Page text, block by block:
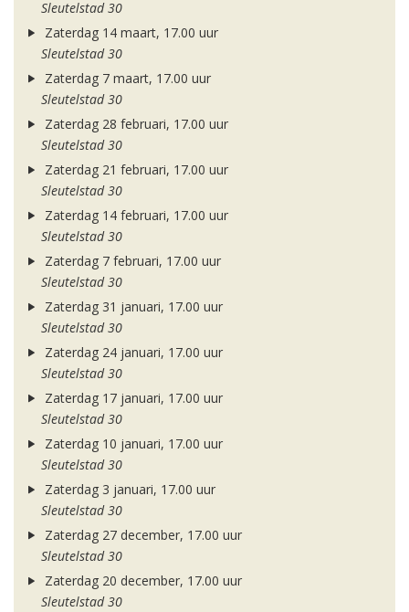
Sleutelstad 30
Zaterdag 14 maart, 17.00 uur
Sleutelstad 30
Zaterdag 7 maart, 17.00 uur
Sleutelstad 30
Zaterdag 28 februari, 17.00 uur
Sleutelstad 30
Zaterdag 21 februari, 17.00 uur
Sleutelstad 30
Zaterdag 14 februari, 17.00 uur
Sleutelstad 30
Zaterdag 7 februari, 17.00 uur
Sleutelstad 30
Zaterdag 31 januari, 17.00 uur
Sleutelstad 30
Zaterdag 24 januari, 17.00 uur
Sleutelstad 30
Zaterdag 17 januari, 17.00 uur
Sleutelstad 30
Zaterdag 10 januari, 17.00 uur
Sleutelstad 30
Zaterdag 3 januari, 17.00 uur
Sleutelstad 30
Zaterdag 27 december, 17.00 uur
Sleutelstad 30
Zaterdag 20 december, 17.00 uur
Sleutelstad 30